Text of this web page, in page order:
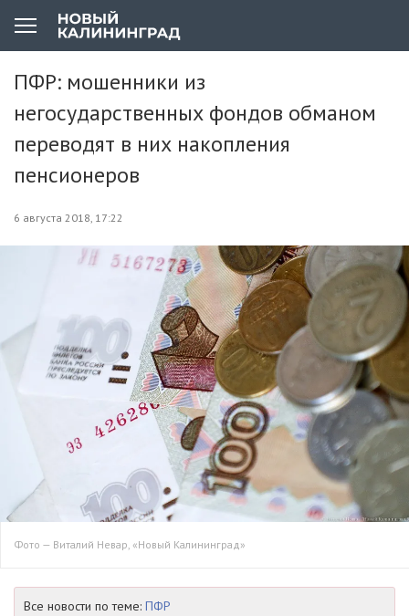
ПФР: мошенники из
негосударственных фондов обманом
переводят в них накопления
пенсионеров
6 августа 2018, 17:22
Фото — Виталий Невар, «Новый Калининград»
Все новости по теме: ПФР